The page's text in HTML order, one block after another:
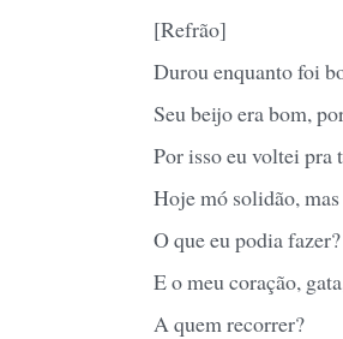
[Refrão]
Durou enquanto foi
Seu beijo era bom,
Por isso eu voltei pra
Hoje mó solidão,
O que eu podia fazer?
E o meu coração,
A quem recorrer?